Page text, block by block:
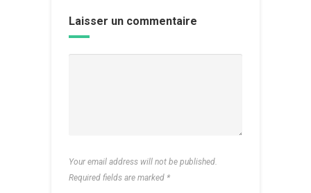
Laisser un commentaire
Your email address will not be published.
Required fields are marked *